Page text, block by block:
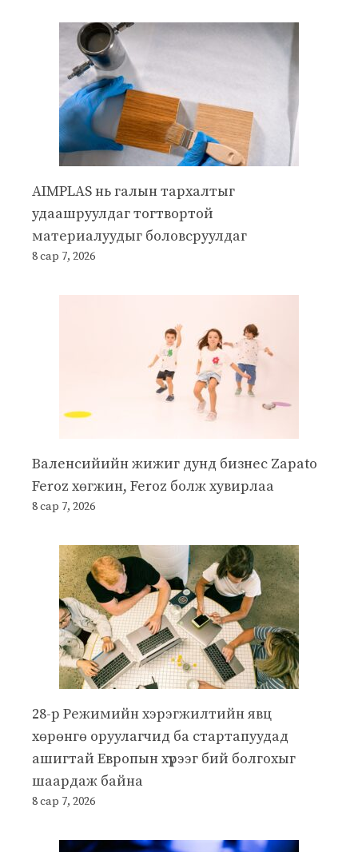
AIMPLAS нь галын тархалтыг
удаашруулдаг тогтвортой
материалуудыг боловсруулдаг
8 сар 7, 2026
Валенсийийн жижиг дунд бизнес Zapato
Feroz хөгжин, Feroz болж хувирлаа
8 сар 7, 2026
28-р Режимийн хэрэгжилтийн явц
хөрөнгө оруулагчид ба стартапуудад
ашигтай Европын хүрээг бий болгохыг
шаардаж байна
8 сар 7, 2026